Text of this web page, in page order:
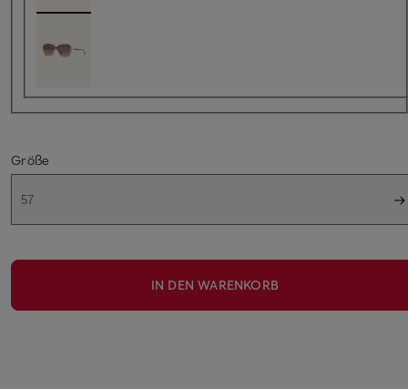
Größe
57
IN DEN WARENKORB